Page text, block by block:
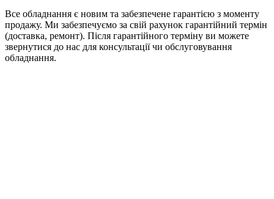
Все обладнання є новим та забезпечене гарантією з моменту
продажу. Ми забезпечуємо за свій рахунок гарантійний термін
(доставка, ремонт). Після гарантійного терміну ви можете
звернутися до нас для консультації чи обслуговування
обладнання.